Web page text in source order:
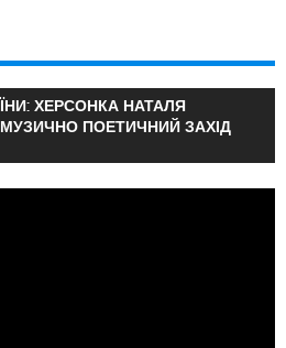
ХЕРСОНКА НАТАЛЯ
ПОЕТИЧНИЙ ЗАХІД